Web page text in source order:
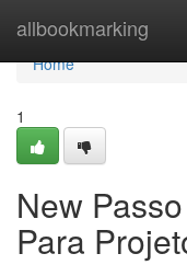
allbookmarking
Home
Home
1
New
Para